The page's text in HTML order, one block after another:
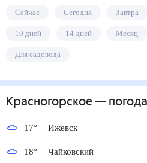
Сейчас Сегодня Завтра
10 дней 14 дней Месяц
Для садовода
Красногорское—
17° Ижевск
18° Чайковский